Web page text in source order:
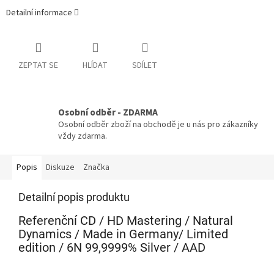
Detailní informace
ZEPTAT SE HLÍDAT SDÍLET
Osobní odběr - ZDARMA
Osobní odběr zboží na obchodě je u nás pro zákazníky
vždy zdarma.
Popis Diskuze Značka
Detailní popis produktu
Referenční CD / HD Mastering / Natural
Dynamics / Made in Germany/ Limited
edition / 6N 99,9999% Silver / AAD